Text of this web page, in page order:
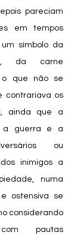
pareciam
em tempos
símbolo da
da carne
o que não se
contrariava os
ainda que a
a guerra e a
ou
inimigos a
numa
ostensiva se
considerando
pautas